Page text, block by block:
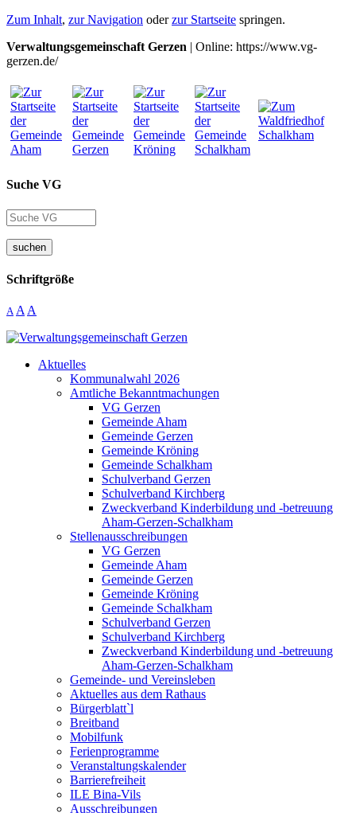
Zum Inhalt, zur Navigation oderzur Startseite springen.
Verwaltungsgemeinschaft Gerzen | Online: https://www.vg-
gerzen.de/
Suche VG
suchen
Schriftgröße
A A A
Aktuelles
Kommunalwahl 2026
Amtliche Bekanntmachungen
VG Gerzen
Gemeinde Aham
Gemeinde Gerzen
Gemeinde Kröning
Gemeinde Schalkham
Schulverband Gerzen
Schulverband Kirchberg
Zweckverband Kinderbildung und -betreuung
Aham-Gerzen-Schalkham
Stellenausschreibungen
VG Gerzen
Gemeinde Aham
Gemeinde Gerzen
Gemeinde Kröning
Gemeinde Schalkham
Schulverband Gerzen
Schulverband Kirchberg
Zweckverband Kinderbildung und -betreuung
Aham-Gerzen-Schalkham
Gemeinde- und Vereinsleben
Aktuelles aus dem Rathaus
Bürgerblatt`l
Breitband
Mobilfunk
Ferienprogramme
Veranstaltungskalender
Barrierefreiheit
ILE Bina-Vils
Ausschreibungen